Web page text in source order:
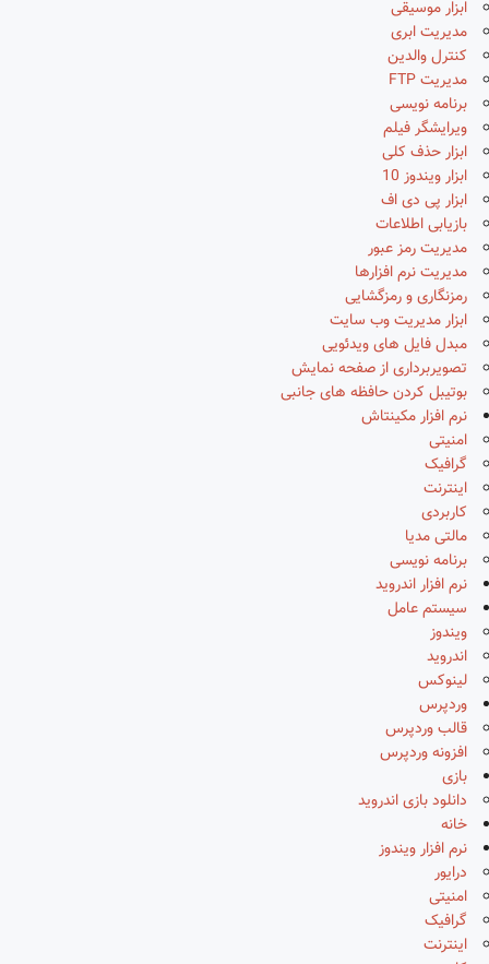
ابزار موسیقی
مدیریت ابری
کنترل والدین
مدیریت FTP
برنامه نویسی
ویرایشگر فیلم
ابزار حذف کلی
ابزار ویندوز 10
ابزار پی دی اف
بازیابی اطلاعات
مدیریت رمز عبور
مدیریت نرم افزارها
رمزنگاری و رمزگشایی
ابزار مدیریت وب سایت
مبدل فایل های ویدئویی
تصویربرداری از صفحه نمایش
بوتیبل کردن حافظه های جانبی
نرم افزار مکینتاش
امنیتی
گرافیک
اینترنت
کاربردی
مالتی مدیا
برنامه نویسی
نرم افزار اندروید
سیستم عامل
ویندوز
اندروید
لینوکس
وردپرس
قالب وردپرس
افزونه وردپرس
بازی
دانلود بازی اندروید
خانه
نرم افزار ویندوز
درایور
امنیتی
گرافیک
اینترنت